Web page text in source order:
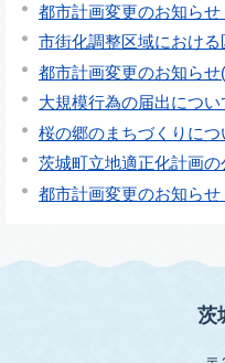
都市計画変更のお知らせ
市街化調整区域におけ
都市計画変更のお知ら
大規模行為の届出につい
桜の郷のまちづくりにつ
茨城町立地適正化計画の
都市計画変更のお知らせ
茨